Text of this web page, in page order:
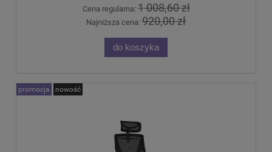
Cena regularna:1 008,60 zł
Najniższa cena: 920,00 zł
do koszyka
promocja nowość